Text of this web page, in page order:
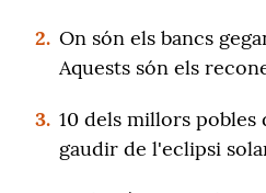
2. On són els bancs
Aquests són els
3. 10 dels millors pobles
gaudir de l'eclipsi